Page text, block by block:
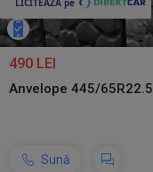
490 LEI
Anvelope 445/65R22.5
Sună